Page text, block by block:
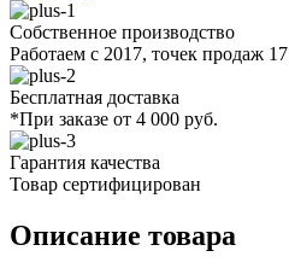
Собственное производство
Работаем с 2017, точек продаж 17
Бесплатная доставка
*При заказе от 4 000 руб.
Гарантия качества
Товар сертифицирован
Описание товара